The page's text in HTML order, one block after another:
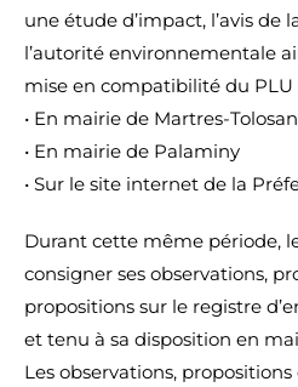
une étude d’impact, l’avis de
l’autorité environnementale
mise en compatibilité du PLU
• En mairie de Martres-
• En mairie de Palaminy
• Sur le site internet de la
Durant cette même période,
consigner ses observations,
propositions sur le registre
et tenu à sa disposition en
Les observations,